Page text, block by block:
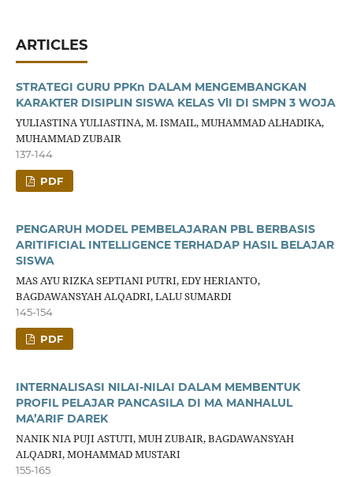
ARTICLES
STRATEGI GURU PPKn DALAM MENGEMBANGKAN
KARAKTER DISIPLIN SISWA KELAS VlI DI SMPN 3 WOJA
YULIASTINA YULIASTINA, M. ISMAIL, MUHAMMAD ALHADIKA,
MUHAMMAD ZUBAIR
137-144
PDF
PENGARUH MODEL PEMBELAJARAN PBL BERBASIS
ARITIFICIAL INTELLIGENCE TERHADAP HASIL BELAJAR
SISWA
MAS AYU RIZKA SEPTIANI PUTRI, EDY HERIANTO,
BAGDAWANSYAH ALQADRI, LALU SUMARDI
145-154
PDF
INTERNALISASI NILAI-NILAI DALAM MEMBENTUK
PROFIL PELAJAR PANCASILA DI MA MANHALUL
MA’ARIF DAREK
NANIK NIA PUJI ASTUTI, MUH ZUBAIR, BAGDAWANSYAH
ALQADRI, MOHAMMAD MUSTARI
155-165